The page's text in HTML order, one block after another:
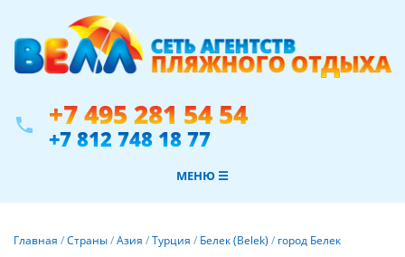
phone +7 495 281 54 54
+7 812 748 18 77
МЕНЮ ☰
Главная /Страны/Азия /Турция / Белек (Belek) / город Белек